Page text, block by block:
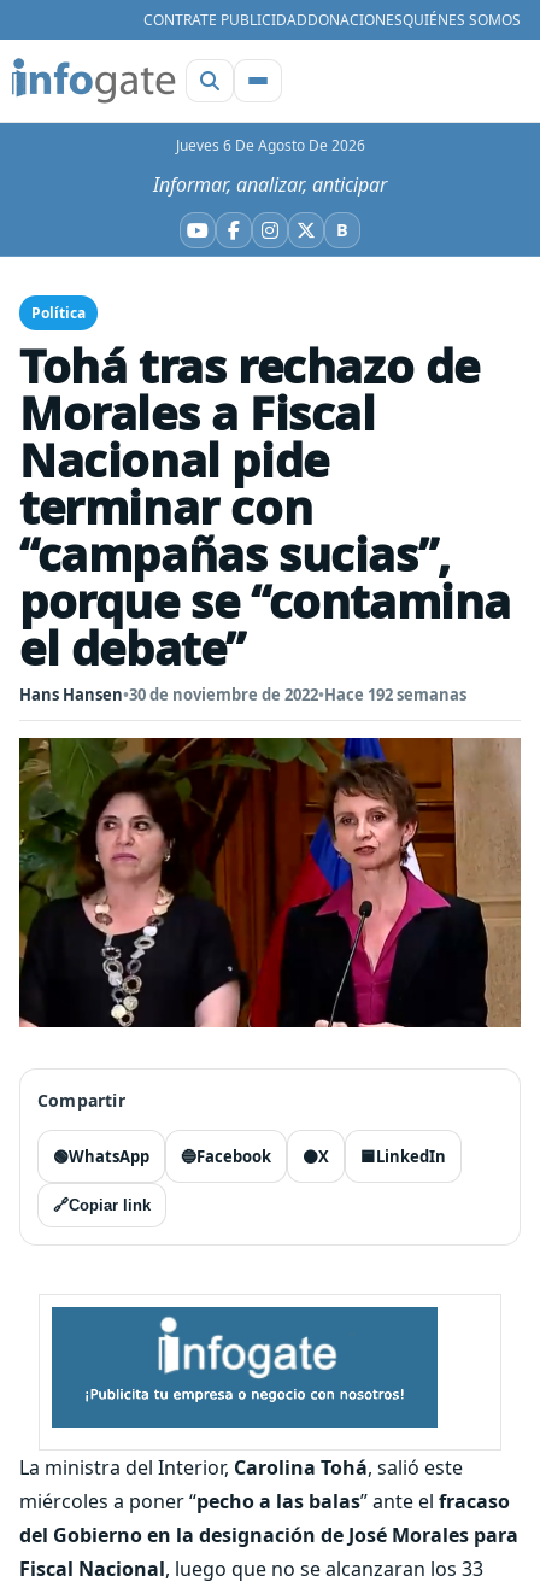
CONTRATE PUBLICIDADDONACIONESQUIÉNES SOMOS
Jueves 6 De Agosto De 2026
Informar, analizar, anticipar
YouTube
Facebook
Instagram
X BBluesky
Política
Tohá tras rechazo de
Morales a Fiscal
Nacional pide
terminar con
“campañas sucias”,
porque se “contamina
el debate”
Hans Hansen•30 de noviembre de 2022•Hace 192 semanas
Compartir
🟢WhatsApp 🔵Facebook ⚫X 🟦LinkedIn
🔗Copiar link
La ministra del Interior, Carolina Tohá, salió este
miércoles a poner “pecho a las balas” ante el fracaso
del Gobierno en la designación de José Morales para
Fiscal Nacional, luego que no se alcanzaran los 33